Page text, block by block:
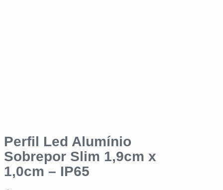
Perfil Led Alumínio
Sobrepor Slim 1,9cm x
1,0cm – IP65